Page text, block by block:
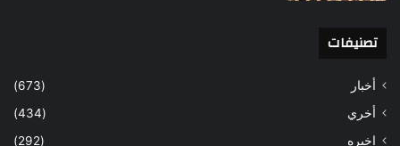
تصنيفات
أخبار
(673)
أخري
(434)
اخيره
(292)